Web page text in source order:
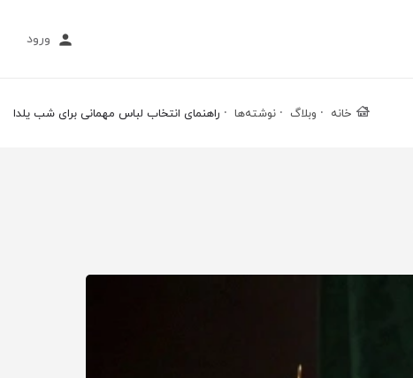
ورود
خانه وبلاگ نوشته‌ها راهنمای انتخاب لباس مهمانی برای شب یلدا